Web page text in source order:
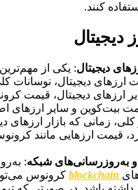
کنند.
دیجیتال
دیجیتال: یکی از
ارزهای دیجیتال، نوسانات
ارزهای دیجیتال، قیمت
بیت‌کوین و سایر ارزهای
زمانی که بازار ارزهای
قیمت ارزهایی مانند
به‌روزرسانی‌های شبکه:
blockchain کرونوس